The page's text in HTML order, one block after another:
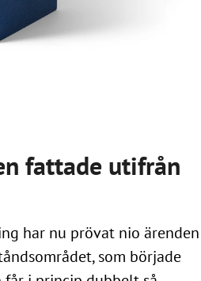
fattade utifrån
har nu prövat nio ärenden
som började